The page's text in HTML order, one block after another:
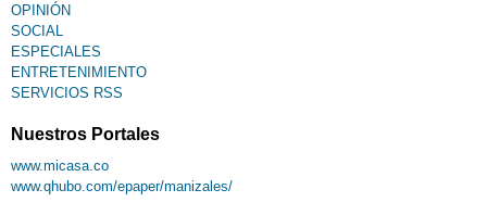
OPINIÓN
SOCIAL
ESPECIALES
ENTRETENIMIENTO
SERVICIOS RSS
Nuestros Portales
www.micasa.co
www.qhubo.com/epaper/manizales/